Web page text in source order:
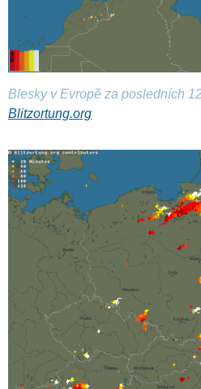
Blesky v Evropě za posledních
Blitzortung.org